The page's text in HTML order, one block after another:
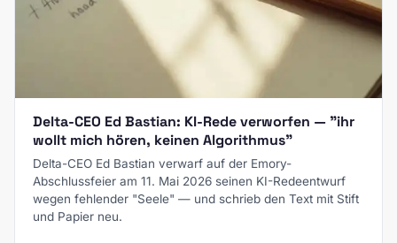
Delta-CEO Ed Bastian: KI-Rede verworfen — "ihr
wollt mich hören, keinen Algorithmus"
Delta-CEO Ed Bastian verwarf auf der Emory-
Abschlussfeier am 11. Mai 2026 seinen KI-Redeentwurf
wegen fehlender "Seele" — und schrieb den Text mit Stift
und Papier neu.